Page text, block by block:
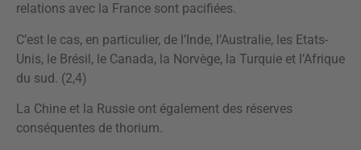
relations avec la France sont pacifiées.
C’est le cas, en particulier, de l’Inde, l’Australie, les Etats-
Unis, le Brésil, le Canada, la Norvège, la Turquie et l’Afrique
du sud. (2,4)
La Chine et la Russie ont également des réserves
conséquentes de thorium.